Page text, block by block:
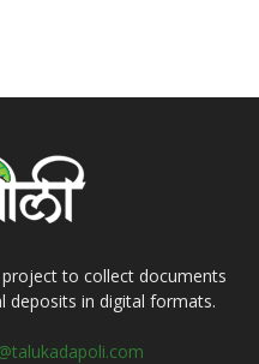
to collect documents
deposits in digital formats.